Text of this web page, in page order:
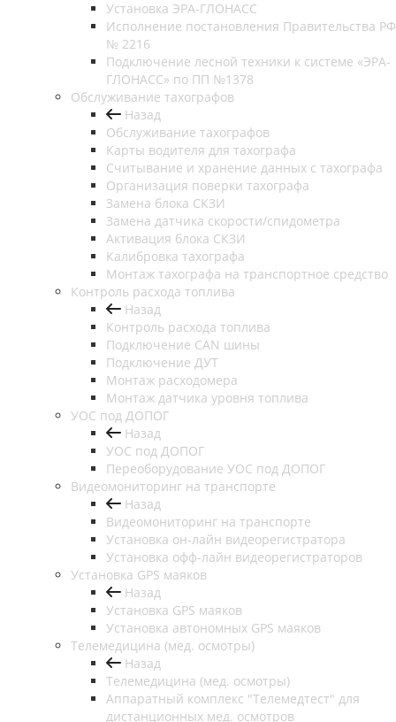
Установка ЭРА-ГЛОНАСС
Исполнение постановления Правительства РФ
№ 2216
Подключение лесной техники к системе «ЭРА-
ГЛОНАСС» по ПП №1378
Обслуживание тахографов
Назад
Обслуживание тахографов
Карты водителя для тахографа
Считывание и хранение данных с тахографа
Организация поверки тахографа
Замена блока СКЗИ
Замена датчика скорости/спидометра
Активация блока СКЗИ
Калибровка тахографа
Монтаж тахографа на транспортное средство
Контроль расхода топлива
Назад
Контроль расхода топлива
Подключение CAN шины
Подключение ДУТ
Монтаж расходомера
Монтаж датчика уровня топлива
УОС под ДОПОГ
Назад
УОС под ДОПОГ
Переоборудование УОС под ДОПОГ
Видеомониторинг на транспорте
Назад
Видеомониторинг на транспорте
Установка он-лайн видеорегистратора
Установка офф-лайн видеорегистраторов
Установка GPS маяков
Назад
Установка GPS маяков
Установка автономных GPS маяков
Телемедицина (мед. осмотры)
Назад
Телемедицина (мед. осмотры)
Аппаратный комплекс "Телемедтест" для
дистанционных мед. осмотров